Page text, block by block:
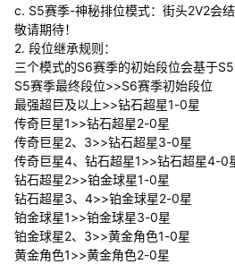
c. S5赛季-神秘排位模式：街头2V2会
敬请期待！
2. 段位继承规则：
三个模式的S6赛季的初始段位会基于
S5赛季最终段位>>S6赛季初始段位
最强超巨及以上>>钻石超星1-0星
传奇巨星1>>钻石超星2-0星
传奇巨星2、3>>钻石超星3-0星
传奇巨星4、钻石超星1>>钻石超星4-0
钻石超星2>>铂金球星1-0星
钻石超星3、4>>铂金球星2-0星
铂金球星1>>铂金球星3-0星
铂金球星2、3>>黄金角色1-0星
黄金角色1>>黄金角色2-0星